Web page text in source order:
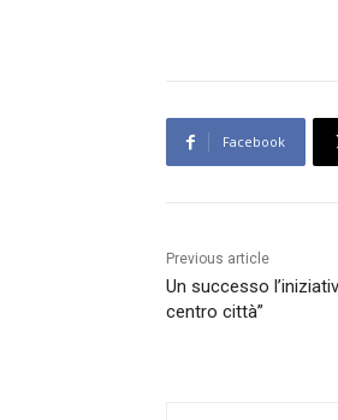
Facebook
Previous article
Un successo
centro città”